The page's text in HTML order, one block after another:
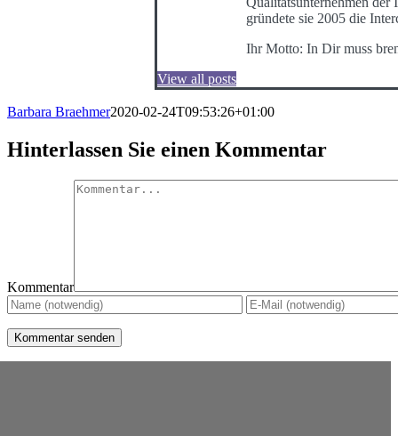
gründete sie 2005 die
Ihr Motto: In Dir muss
View all posts
Barbara Braehmer2020-02-24T09:53:26+01:00
Hinterlassen Sie einen Kommentar
Kommentar